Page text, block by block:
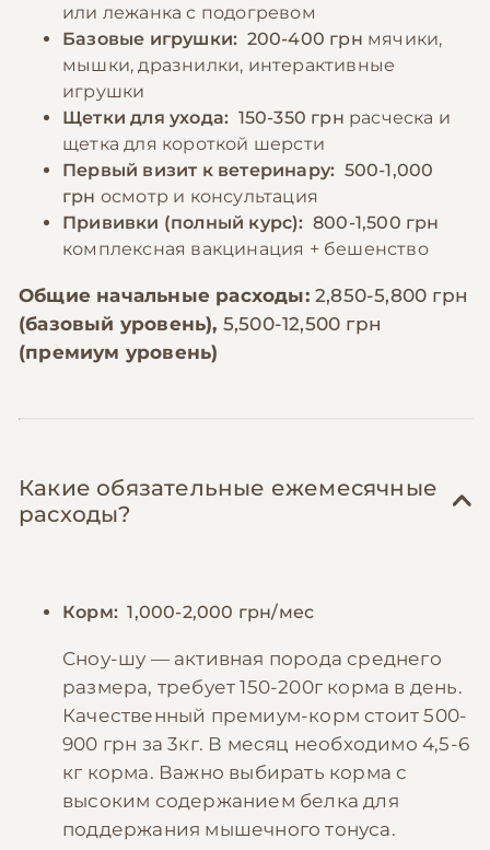
или лежанка с подогревом
Базовые игрушки: 200-400 грн мячики,
мышки, дразнилки, интерактивные
игрушки
Щетки для ухода: 150-350 грн расческа и
щетка для короткой шерсти
Первый визит к ветеринару: 500-1,000
грн осмотр и консультация
Прививки (полный курс): 800-1,500 грн
комплексная вакцинация + бешенство
Общие начальные расходы: 2,850-5,800 грн
(базовый уровень), 5,500-12,500 грн
(премиум уровень)
Какие обязательные ежемесячные
расходы?
Корм: 1,000-2,000 грн/мес
Сноу-шу — активная порода среднего
размера, требует 150-200г корма в день.
Качественный премиум-корм стоит 500-
900 грн за 3кг. В месяц необходимо 4,5-6
кг корма. Важно выбирать корма с
высоким содержанием белка для
поддержания мышечного тонуса.